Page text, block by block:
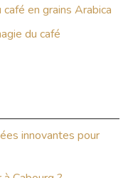
en grains Arabica
du café
innovantes pour